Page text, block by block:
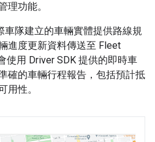
理功能。
車隊建立的車輛實體提供路線規
進度更新資料傳送至 Fleet
使用 Driver SDK 提供的即時車
確的車輛行程報告，包括預計抵
用性。